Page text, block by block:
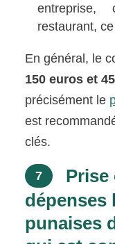
restaurant,
En général, le
150 euros et
précisément le
est
clés.
7
Prise
dépenses
punaises